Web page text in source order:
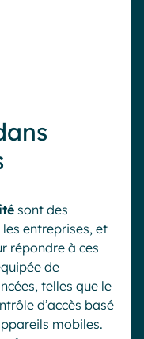
sont des
entreprises, et
répondre à ces
de
telles que le
d’accès basé
mobiles.